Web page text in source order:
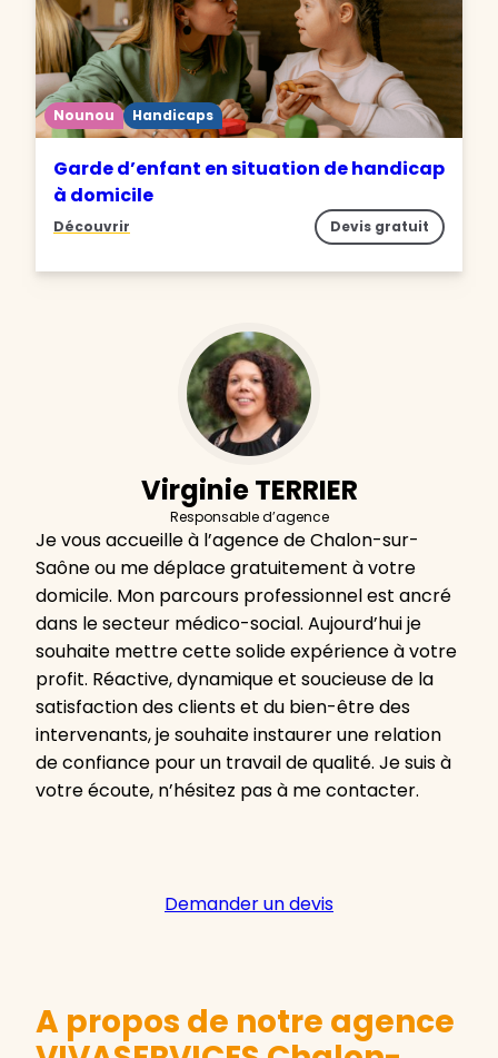
Nounou Handicaps
Garde d’enfant en situation de handicap
à domicile
Découvrir Devis gratuit
Virginie TERRIER
Responsable d’agence
Je vous accueille à l’agence de Chalon-sur-
Saône ou me déplace gratuitement à votre
domicile. Mon parcours professionnel est ancré
dans le secteur médico-social. Aujourd’hui je
souhaite mettre cette solide expérience à votre
profit. Réactive, dynamique et soucieuse de la
satisfaction des clients et du bien-être des
intervenants, je souhaite instaurer une relation
de confiance pour un travail de qualité. Je suis à
votre écoute, n’hésitez pas à me contacter.
Demander un devis
A propos de notre agence